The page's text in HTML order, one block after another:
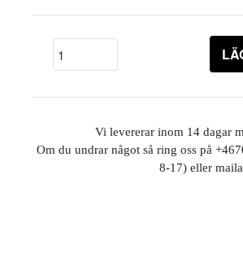
Vi levererar inom 14 dagar
Om du undrar något så ring oss på
8-17) eller